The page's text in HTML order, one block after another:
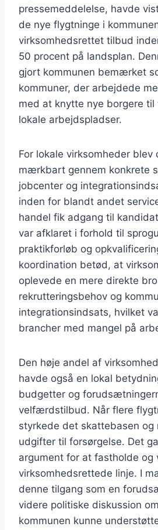
pressemeddelelse, havde
de nye flygtninge i
virksomhedsrettet tilbud
50 procent på landsplan.
gjort kommunen bemærket
kommuner, der arbejdede
med at knytte nye borgere til
lokale arbejdspladser.
For lokale virksomheder blev
mærkbart gennem konkrete
jobcenter og
inden for blandt andet
handel fik adgang til
var afklaret i forhold til
praktikforløb og
koordination betød, at
oplevede en mere direkte
rekrutteringsbehov og
integrationsindsats, hvilket
brancher med mangel på
Den høje andel af
havde også en lokal
budgetter og
velfærdstilbud. Når flere
styrkede det skattebasen og
udgifter til forsørgelse. Det
argument for at fastholde og
virksomhedsrettede linje. I
denne tilgang som en
videre politiske diskussion
kommunen kunne